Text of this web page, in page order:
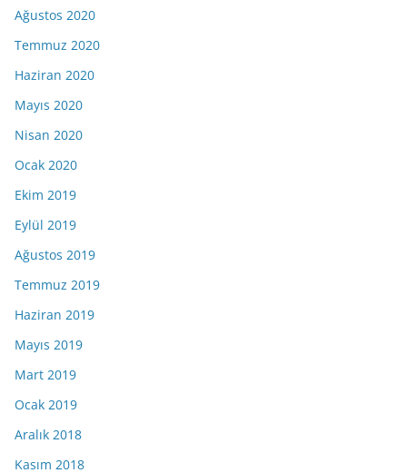
Ağustos 2020
Temmuz 2020
Haziran 2020
Mayıs 2020
Nisan 2020
Ocak 2020
Ekim 2019
Eylül 2019
Ağustos 2019
Temmuz 2019
Haziran 2019
Mayıs 2019
Mart 2019
Ocak 2019
Aralık 2018
Kasım 2018